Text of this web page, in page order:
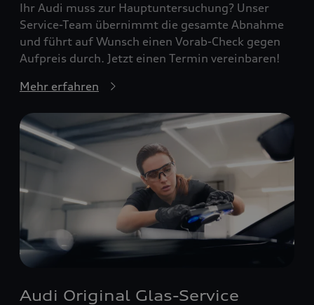
Ihr Audi muss zur Hauptuntersuchung? Unser
Service-Team übernimmt die gesamte Abnahme
und führt auf Wunsch einen Vorab-Check gegen
Aufpreis durch. Jetzt einen Termin vereinbaren!
Mehr erfahren
Audi Original Glas-Service